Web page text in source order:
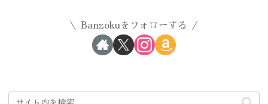
Banzokuをフォローする